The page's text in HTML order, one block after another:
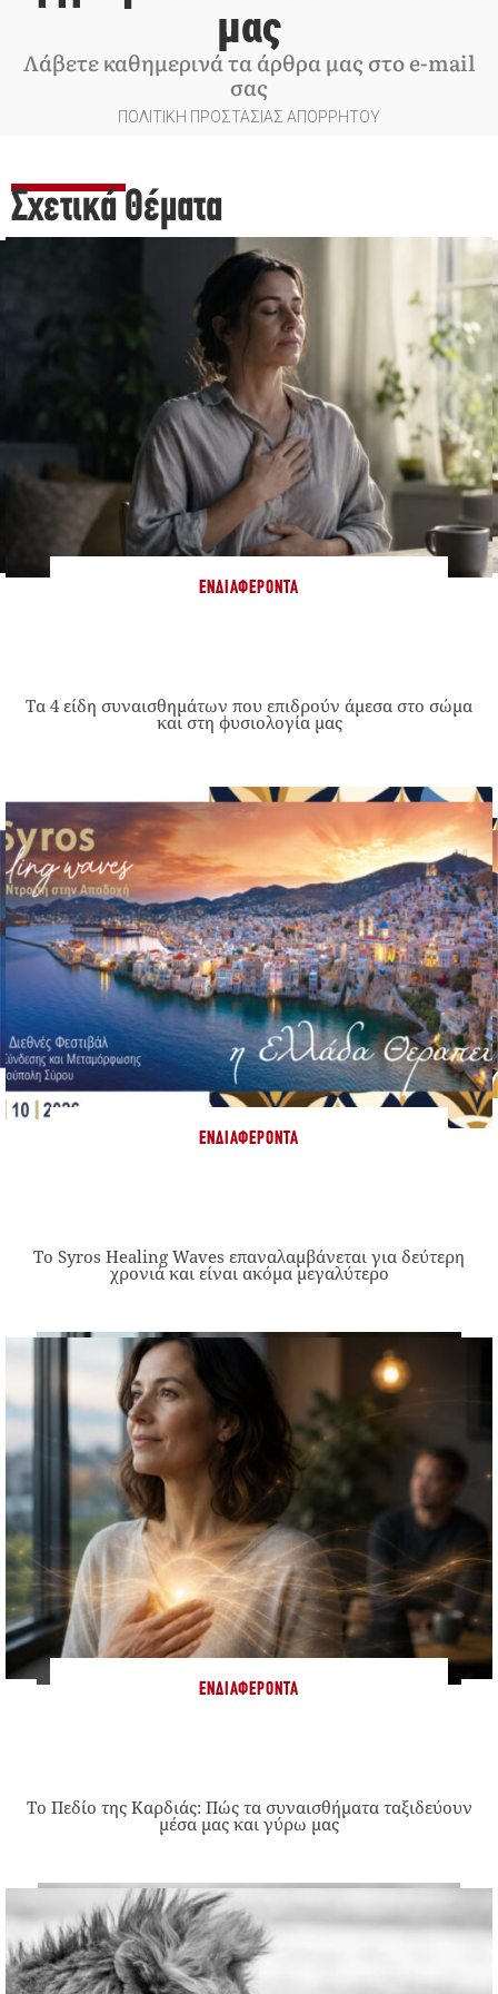
μας
Λάβετε καθημερινά τα άρθρα μας στο e-mail
σας
ΠΟΛΙΤΙΚΗ ΠΡΟΣΤΑΣΙΑΣ ΑΠΟΡΡΗΤΟΥ
Σχετικά Θέματα
ΕΝΔΙΑΦΈΡΟΝΤΑ
Τα 4 είδη συναισθημάτων που επιδρούν άμεσα στο σώμα
και στη φυσιολογία μας
ΕΝΔΙΑΦΈΡΟΝΤΑ
Το Syros Healing Waves επαναλαμβάνεται για δεύτερη
χρονιά και είναι ακόμα μεγαλύτερο
ΕΝΔΙΑΦΈΡΟΝΤΑ
Το Πεδίο της Καρδιάς: Πώς τα συναισθήματα ταξιδεύουν
μέσα μας και γύρω μας